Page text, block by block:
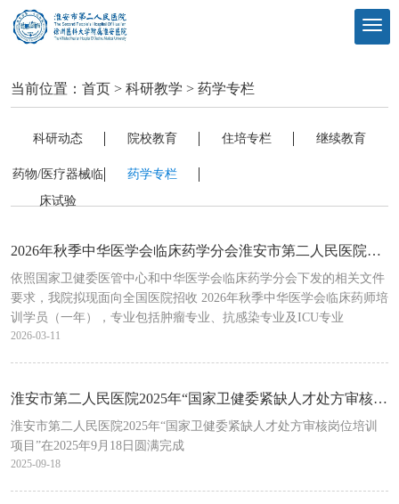
当前位置： 首页 > 科研教学 > 药学专栏
科研动态 院校教育 住培专栏 继续教育
药物/医疗器械临
床试验
药学专栏
2026年秋季中华医学会临床药学分会淮安市第二人民医院临床药师培训中心招生简章
依照国家卫健委医管中心和中华医学会临床药学分会下发的相关文件
要求，我院拟现面向全国医院招收 2026年秋季中华医学会临床药师培
训学员（一年），专业包括肿瘤专业、抗感染专业及ICU专业
2026-03-11
淮安市第二人民医院2025年“国家卫健委紧缺人才处方审核岗位培训项目”圆满完成
淮安市第二人民医院2025年“国家卫健委紧缺人才处方审核岗位培训
项目”在2025年9月18日圆满完成
2025-09-18